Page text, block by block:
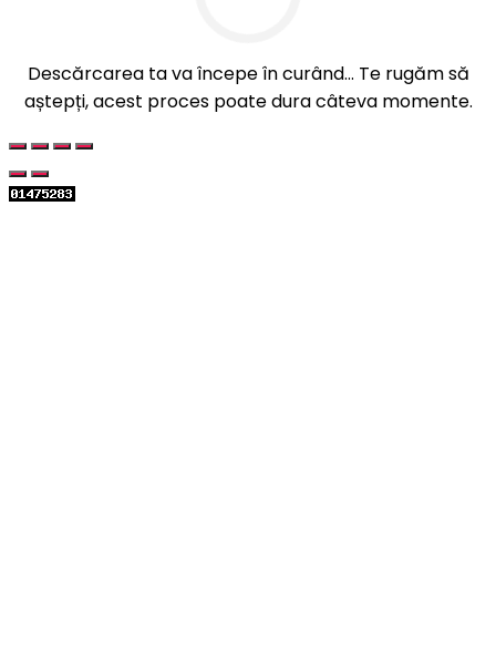
Descărcarea ta va începe în curând... Te rugăm să
aștepți, acest proces poate dura câteva momente.